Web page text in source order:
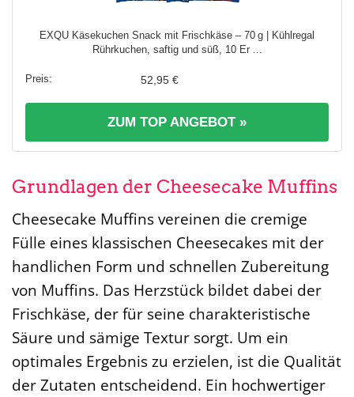
EXQU Käsekuchen Snack mit Frischkäse – 70 g | Kühlregal
Rührkuchen, saftig und süß, 10 Er ...
52,95 €
ZUM TOP ANGEBOT »
Grundlagen der Cheesecake Muffins
Cheesecake Muffins vereinen die cremige
Fülle eines klassischen Cheesecakes mit der
handlichen Form und schnellen Zubereitung
von Muffins. Das Herzstück bildet dabei der
Frischkäse, der für seine charakteristische
Säure und sämige Textur sorgt. Um ein
optimales Ergebnis zu erzielen, ist die Qualität
der Zutaten entscheidend. Ein hochwertiger